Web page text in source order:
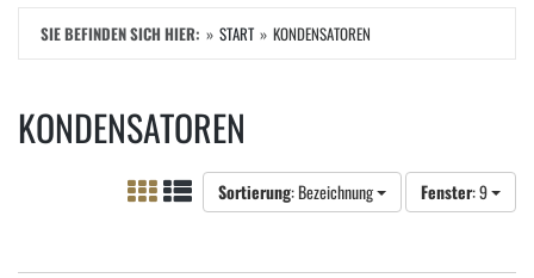
SIE BEFINDEN SICH HIER: START KONDENSATOREN
KONDENSATOREN
Sortierung: Bezeichnung Fenster: 9